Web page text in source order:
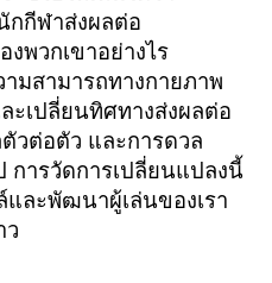
กกีฬาส่งผลต่อ
พวกเขาอย่างไร
มสามารถทางกายภาพ
ะเปลี่ยนทิศทางส่งผลต่อ
วต่อตัว และการดวล
การวัดการเปลี่ยนแปลงนี้
และพัฒนาผู้เล่นของเรา
ว